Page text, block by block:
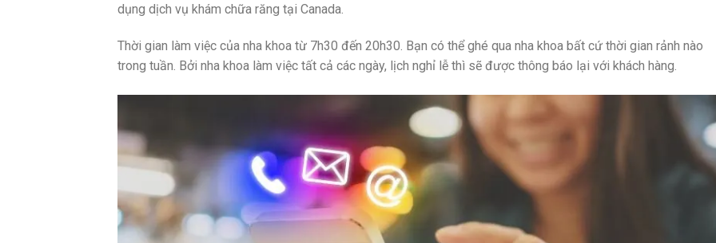
dụng dịch vụ khám chữa răng tại Canada.
Thời gian làm việc của nha khoa từ 7h30 đến 20h30. Bạn có thể ghé qua nha khoa bất cứ thời gian rảnh nào
trong tuần. Bởi nha khoa làm việc tất cả các ngày, lịch nghỉ lễ thì sẽ được thông báo lại với khách hàng.